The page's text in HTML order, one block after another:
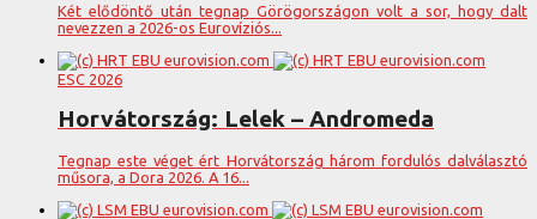
Két elődöntő után tegnap Görögországon volt a sor, hogy dalt
nevezzen a 2026-os Eurovíziós...
ESC 2026
Horvátország: Lelek – Andromeda
Tegnap este véget ért Horvátország három fordulós dalválasztó
műsora, a Dora 2026. A 16...